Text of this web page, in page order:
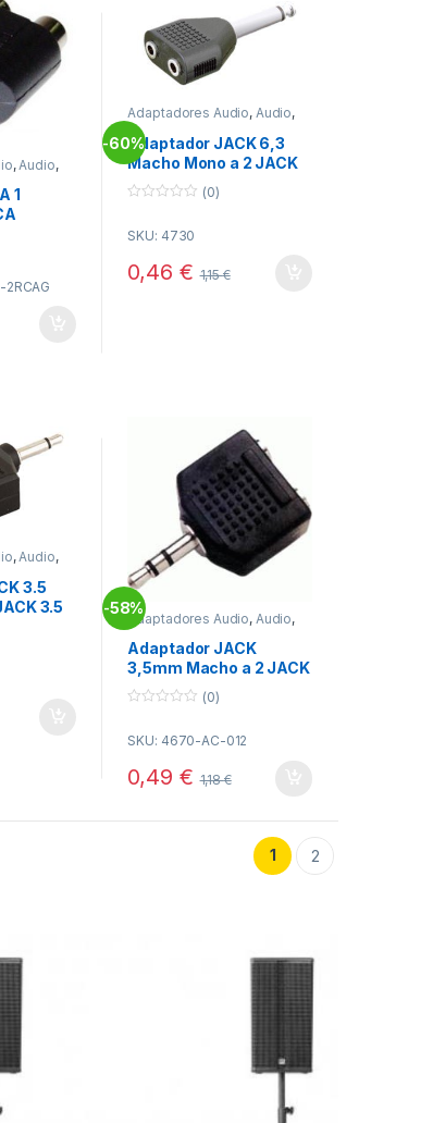
, Audio,
1
2RCAG
-60%
Adaptadores Audio, Audio,
Conectividad
Adaptador JACK 6,3
Macho Mono a 2 JACK
3,5 Hembra Mono
13.380
u
o
f
(0)
SKU: 4730
0,46 € 1,15€
,Audio,
3.5
3.5
-58%
Adaptadores Audio, Audio,
Conectividad
Adaptador JACK
3,5mm Macho a 2 JACK
3,5mm Hembra Estereo
u
o
f
(0)
SKU: 4670-AC-012
0,49 € 1,18€
1 2